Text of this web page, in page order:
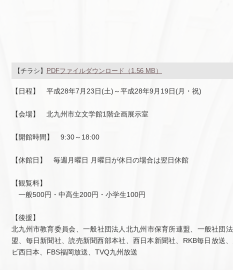
【チラシ】 PDFファイルダウンロード（1.56 MB）
【日程】 平成28年7月23日(土)～平成28年9月19日(月・祝)
【会場】 北九州市立文学館1階企画展示室
【開館時間】 9:30～18:00
【休館日】 毎週月曜日 月曜日が休日の場合は翌日休館
【観覧料】
一般500円・中高生200円・小学生100円
【後援】
北九州市教育委員会、一般社団法人北九州市保育所連盟、一般社団
盟、毎日新聞社、読売新聞西部本社、西日本新聞社、RKB毎日放送
ビ西日本、FBS福岡放送、TVQ九州放送